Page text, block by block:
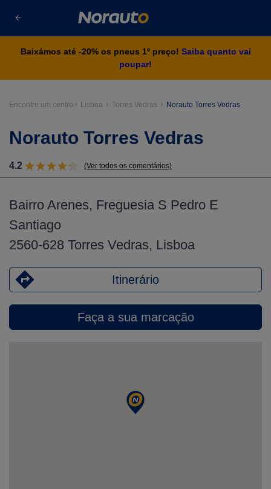
Baixámos até -20% os pneus 1º preço! Saiba quanto vai
poupar!
Encontre um centro Lisboa Torres Vedras Norauto Torres Vedras
Norauto Torres Vedras
4.2 (Ver todos os comentários)
Bairro Arenes, Freguesia S Pedro E
Santiago
2560-628 Torres Vedras, Lisboa
Itinerário
Faça a sua marcação